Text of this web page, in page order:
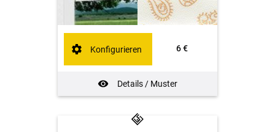
6 €
Details / Muster
Konfigurieren